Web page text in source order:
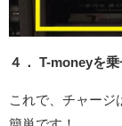
４． T-moneyを乗
これで、チャージ